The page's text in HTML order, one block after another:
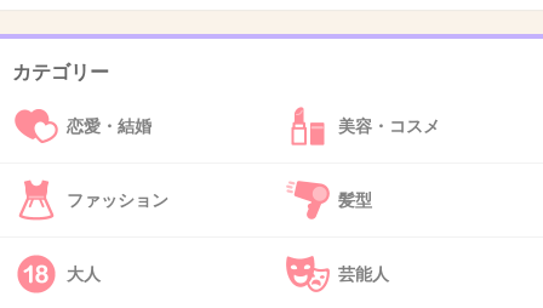
誤認逮捕とかなくてよかっ
かまっ
てほしかったのかな
39. 千鶴 2013/09/03(火) 18:34:34
カテゴリー
恋愛・結婚 美容・コスメ
ファッション 髪型
大人 芸能人